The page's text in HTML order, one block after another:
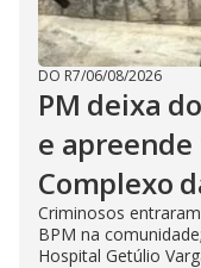
DO R7/06/08/2026
PM deixa
e
Complexo
Criminosos
BPM na
Hospital Getúlio